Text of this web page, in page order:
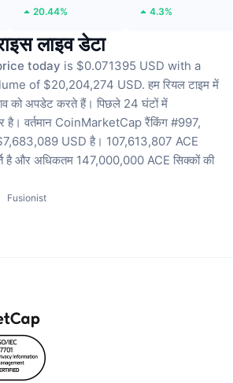
20.44% 4.3%
लाइव डेटा
today is $0.071395 USD with a
of $20,204,274 USD. हम रियल टाइम में
को अपडेट करते हैं। पिछले 24 घंटों में
है। वर्तमान CoinMarketCap रैंकिंग #997,
USD है। 107,613,807 ACE
है और अधिकतम 147,000,000 ACE सिक्कों की
Fusionist